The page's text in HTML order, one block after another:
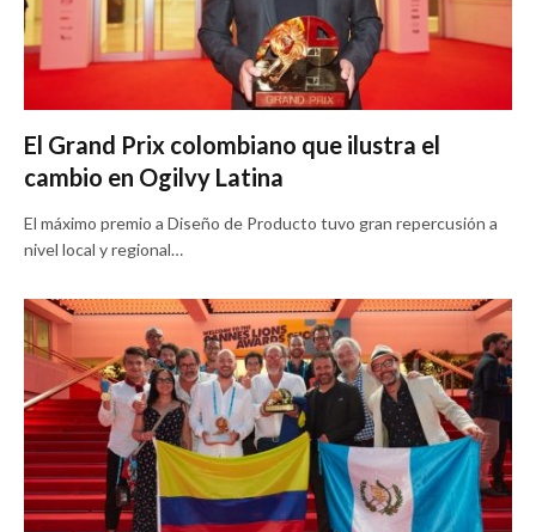
El Grand Prix colombiano que ilustra el
cambio en Ogilvy Latina
El máximo premio a Diseño de Producto tuvo gran repercusión a
nivel local y regional…